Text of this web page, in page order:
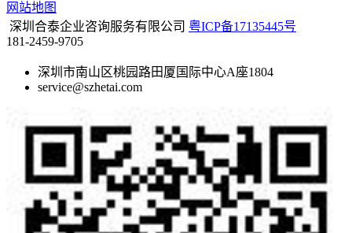
网站地图
深圳合泰企业咨询服务有限公司 粤ICP备17135445号
181-2459-9705
深圳市南山区桃园路田厦国际中心A座1804
service@szhetai.com